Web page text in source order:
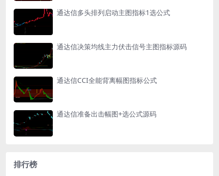
通达信多头排列启动主图指标1选公式
通达信决策均线主力伏击信号主图指标源码
通达信CCI全能背离幅图指标公式
通达信准备出击幅图+选公式源码
排行榜